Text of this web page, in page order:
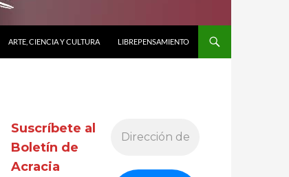
ARTE, CIENCIA Y CULTURA LIBREPENSAMIENTO
Suscríbete al
Boletín de
Acracia